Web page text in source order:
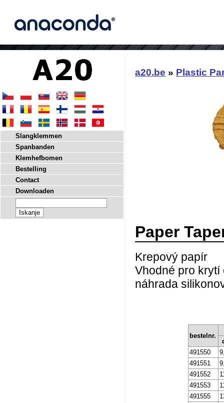
a20.be » Plastic
Paper
Krepový papír
Vhodné pro krytí
náhrada
bestelnr.
491550
491551
491552
491553
491555
Slangklemmen
Spanbanden
Klemhefbomen
Bestelling
Contact
Downloaden